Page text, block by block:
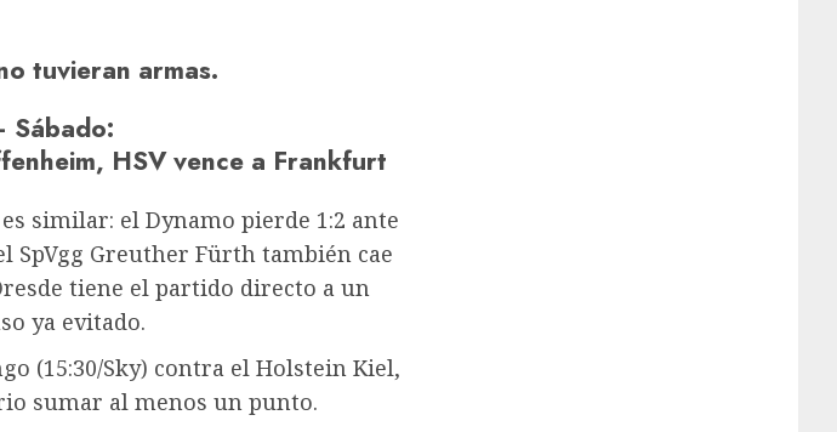
tuvieran armas.
Sábado:
HSV vence a Frankfurt
similar: el Dynamo pierde 1:2 ante
SpVgg Greuther Fürth también cae
tiene el partido directo a un
ya evitado.
(15:30/Sky) contra el Holstein Kiel,
sumar al menos un punto.